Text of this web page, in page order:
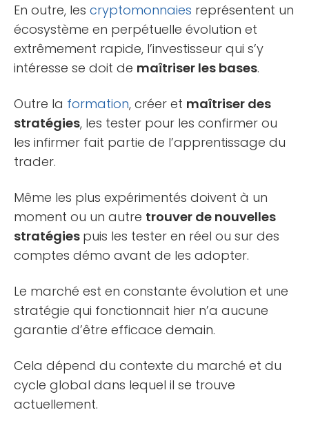
En outre, les cryptomonnaies représentent un
écosystème en perpétuelle évolution et
extrêmement rapide, l’investisseur qui s’y
intéresse se doit de maîtriser les bases.
Outre la formation, créer et maîtriser des
stratégies, les tester pour les confirmer ou
les infirmer fait partie de l’apprentissage du
trader.
Même les plus expérimentés doivent à un
moment ou un autre trouver de nouvelles
stratégies puis les tester en réel ou sur des
comptes démo avant de les adopter.
Le marché est en constante évolution et une
stratégie qui fonctionnait hier n’a aucune
garantie d’être efficace demain.
Cela dépend du contexte du marché et du
cycle global dans lequel il se trouve
actuellement.